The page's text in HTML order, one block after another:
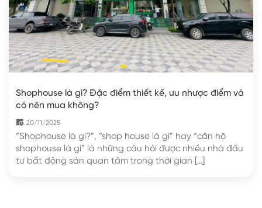
Shophouse là gì? Đặc điểm thiết kế, ưu nhược điểm và
có nên mua không?
20/11/2025
“Shophouse là gì?”, “shop house là gì” hay “căn hộ
shophouse là gì” là những câu hỏi được nhiều nhà đầu
tư bất động sản quan tâm trong thời gian […]